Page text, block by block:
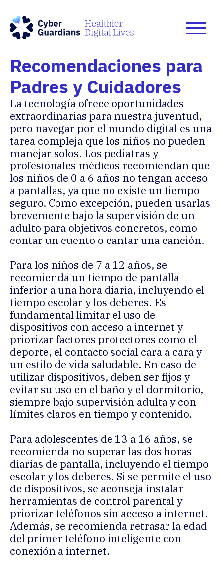
Recomendaciones para
Padres y Cuidadores
La tecnología ofrece oportunidades
extraordinarias para nuestra juventud,
pero navegar por el mundo digital es una
tarea compleja que los niños no pueden
manejar solos. Los pediatras y
profesionales médicos recomiendan que
los niños de 0 a 6 años no tengan acceso
a pantallas, ya que no existe un tiempo
seguro. Como excepción, pueden usarlas
brevemente bajo la supervisión de un
adulto para objetivos concretos, como
contar un cuento o cantar una canción.
Para los niños de 7 a 12 años, se
recomienda un tiempo de pantalla
inferior a una hora diaria, incluyendo el
tiempo escolar y los deberes. Es
fundamental limitar el uso de
dispositivos con acceso a internet y
priorizar factores protectores como el
deporte, el contacto social cara a cara y
un estilo de vida saludable. En caso de
utilizar dispositivos, deben ser fijos y
evitar su uso en el baño y el dormitorio,
siempre bajo supervisión adulta y con
límites claros en tiempo y contenido.
Para adolescentes de 13 a 16 años, se
recomienda no superar las dos horas
diarias de pantalla, incluyendo el tiempo
escolar y los deberes. Si se permite el uso
de dispositivos, se aconseja instalar
herramientas de control parental y
priorizar teléfonos sin acceso a internet.
Además, se recomienda retrasar la edad
del primer teléfono inteligente con
conexión a internet.